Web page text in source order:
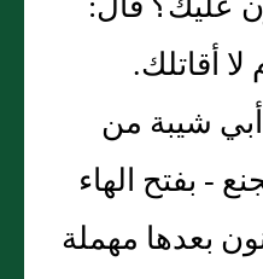
أقاتلك.
شيبة من
- بفتح الهاء
بعدها مهملة